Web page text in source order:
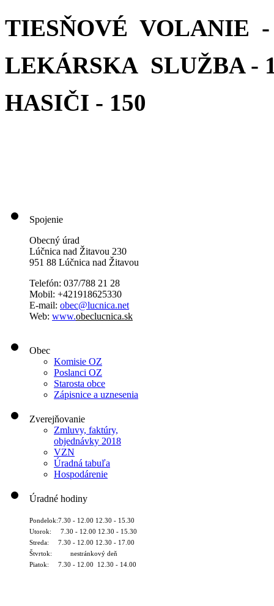
TIESŇOVÉ VOLANIE -
LEKÁRSKA SLUŽBA -
HASIČI - 150
Spojenie
Obecný úrad
Lúčnica nad Žitavou 230
951 88 Lúčnica nad Žitavou
Telefón: 037/788 21 28
Mobil: +421918625330
E-mail: obec@lucnica.net
Web: www.obeclucnica.sk
Obec
Komisie OZ
Poslanci OZ
Starosta obce
Zápisnice a uznesenia
Zverejňovanie
Zmluvy, faktúry,
objednávky 2018
VZN
Úradná tabuľa
Hospodárenie
Úradné hodiny
Pondelok:7.30 - 12.00 12.30 - 15.30
Utorok: 7.30 - 12.00 12.30 - 15.30
Streda: 7.30 - 12.00 12.30 - 17.00
Štvrtok: nestránkový deň
Piatok: 7.30 - 12.00 12.30 - 14.00